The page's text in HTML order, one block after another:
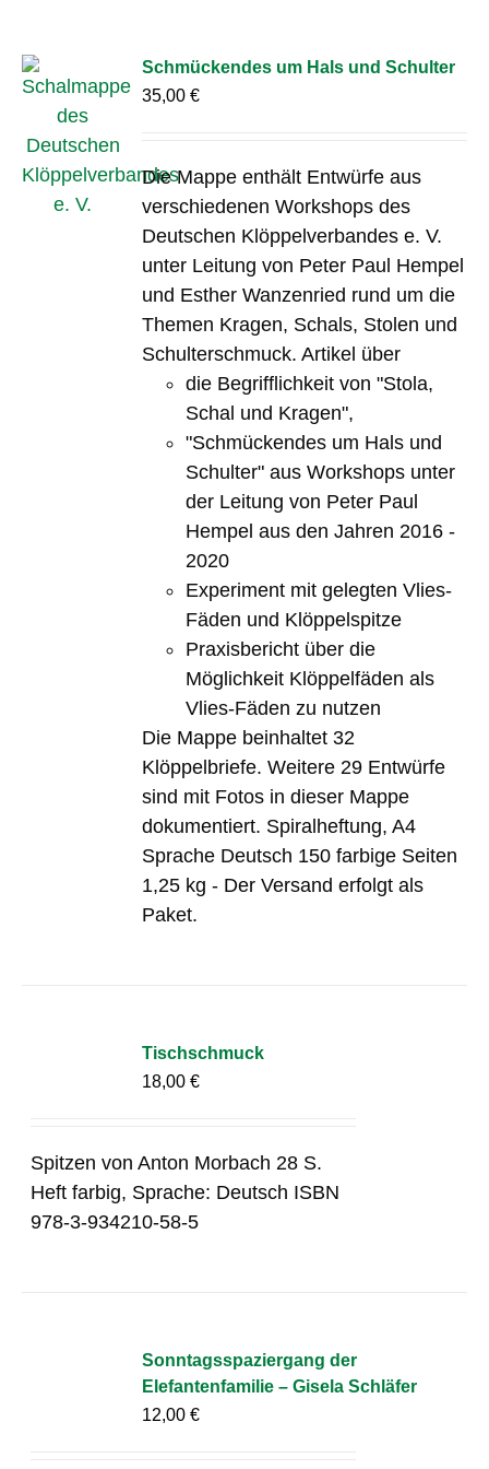
Schmückendes um Hals und Schulter
35,00€
Die Mappe enthält Entwürfe aus
verschiedenen Workshops des
Deutschen Klöppelverbandes e. V.
unter Leitung von Peter Paul Hempel
und Esther Wanzenried rund um die
Themen Kragen, Schals, Stolen und
Schulterschmuck. Artikel über
die Begrifflichkeit von "Stola,
Schal und Kragen",
"Schmückendes um Hals und
Schulter" aus Workshops unter
der Leitung von Peter Paul
Hempel aus den Jahren 2016 -
2020
Experiment mit gelegten Vlies-
Fäden und Klöppelspitze
Praxisbericht über die
Möglichkeit Klöppelfäden als
Vlies-Fäden zu nutzen
Die Mappe beinhaltet 32
Klöppelbriefe. Weitere 29 Entwürfe
sind mit Fotos in dieser Mappe
dokumentiert. Spiralheftung, A4
Sprache Deutsch 150 farbige Seiten
1,25 kg - Der Versand erfolgt als
Paket.
Tischschmuck
18,00€
Spitzen von Anton Morbach 28 S.
Heft farbig, Sprache: Deutsch ISBN
978-3-934210-58-5
Sonntagsspaziergang der
Elefantenfamilie – Gisela Schläfer
12,00€